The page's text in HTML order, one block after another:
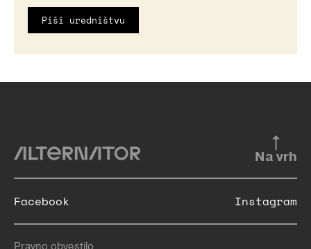
Piši uredništvu
Na vrh
Pravno obvestilo
Facebook Instagram